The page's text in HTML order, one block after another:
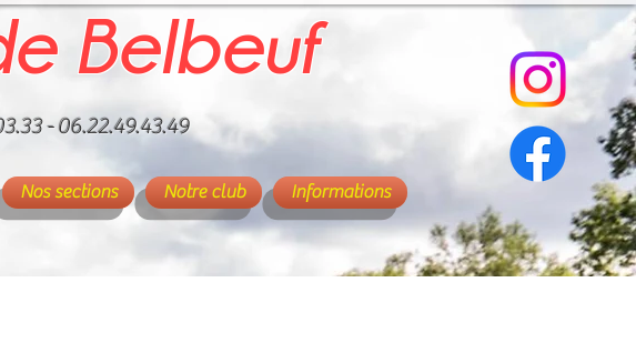
Belbeuf
- 06.22.49.43.49
Nos sections Notre club Informations